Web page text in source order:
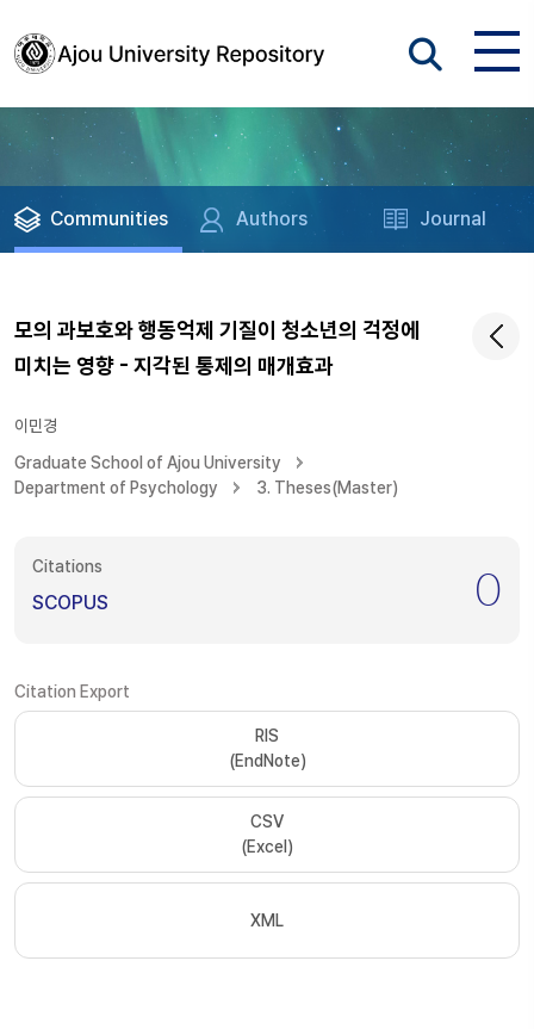
Communities Authors Journal
모의 과보호와 행동억제 기질이 청소년의 걱정에
미치는 영향 - 지각된 통제의 매개효과
이민경
Graduate School of Ajou University
Department of Psychology
3. Theses(Master)
Citations
SCOPUS 0
Citation Export
RIS
(EndNote)
CSV
(Excel)
XML